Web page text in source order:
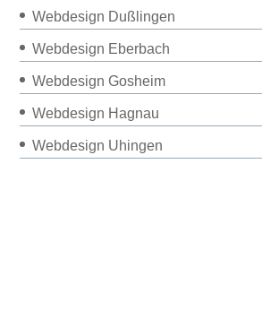
Webdesign Dußlingen
Webdesign Eberbach
Webdesign Gosheim
Webdesign Hagnau
Webdesign Uhingen